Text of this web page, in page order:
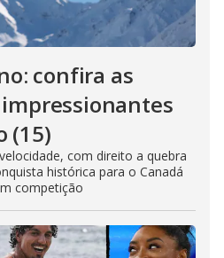
confira as
(15)
com direito a quebra
histórica para o Canadá
competição